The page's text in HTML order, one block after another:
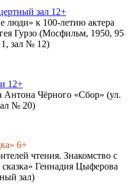
зал 12+
люди» к 100-летию актера
Гурзо (Мосфильм, 1950, 95
зал № 12)
12+
Антона Чёрного «Сбор» (ул.
№ 20)
6+
чтения. Знакомство с
Геннадия Цыферова
зал)